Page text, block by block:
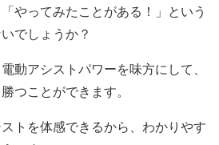
やってみたことがある！」という
でしょうか？
動アシストパワーを味方にして、
つことができます。
ストを体感できるから、わかりやす